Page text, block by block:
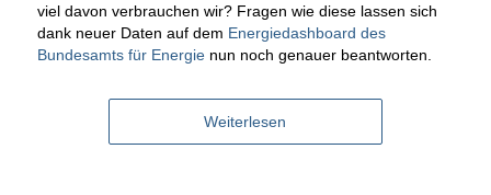
viel davon verbrauchen wir? Fragen wie diese lassen sich
dank neuer Daten auf dem Energiedashboard des
Bundesamts für Energienun noch genauer beantworten.
Weiterlesen